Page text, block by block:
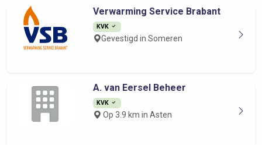
Verwarming Service Brabant
KVK
Gevestigd in Someren
A. van Eersel Beheer
KVK
Op 3.9 km in Asten